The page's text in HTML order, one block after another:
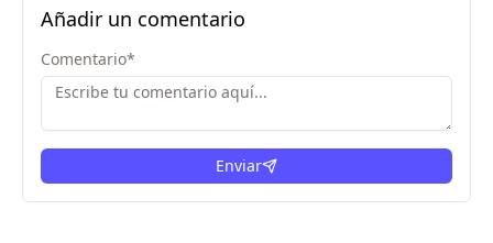
Añadir un comentario
Comentario*
Enviar